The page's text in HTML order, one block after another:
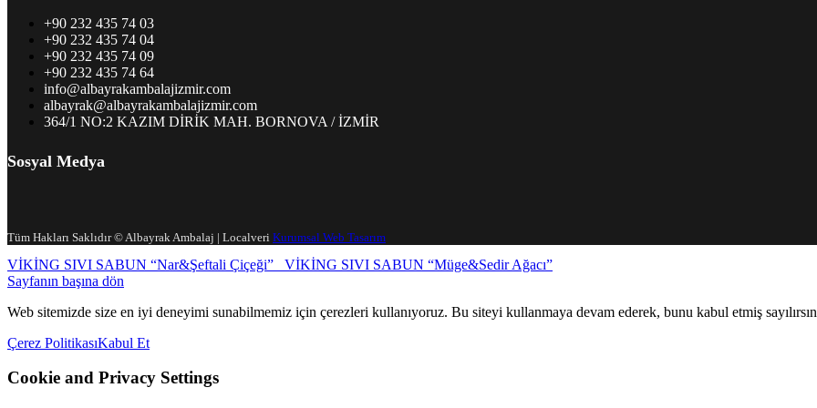
+90 232 435 74 03
+90 232 435 74 04
+90 232 435 74 09
+90 232 435 74 64
info@albayrakambalajizmir.com
albayrak@albayrakambalajizmir.com
364/1 NO:2 KAZIM DİRİK MAH. BORNOVA / İZMİR
Sosyal Medya
Tüm Hakları Saklıdır © Albayrak Ambalaj | Localveri Kurumsal Web Tasarım
VİKİNG SIVI SABUN “Nar&Şeftali Çiçeği”
VİKİNG SIVI SABUN “Müge&Sedir Ağacı”
Sayfanın başına dön
Web sitemizde size en iyi deneyimi sunabilmemiz için çerezleri kullanıyoruz. Bu siteyi kullanmaya devam ederek, bunu kabul etmiş
Çerez PolitikasıKabul Et
Cookie and Privacy Settings